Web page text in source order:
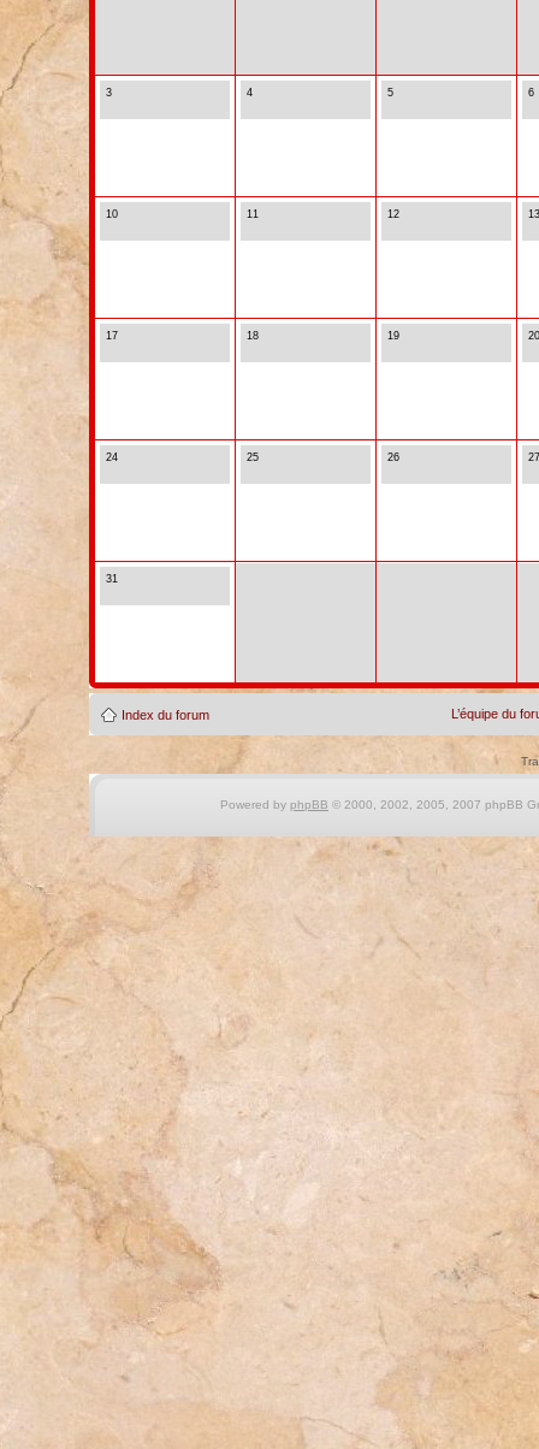
3 4 5 6
10 11 12 13
17 18 19 20
24 25 26 27
31
Index du forum L’équipe du
Powered by phpBB © 2000, 2002, 2005, 2007 phpBB